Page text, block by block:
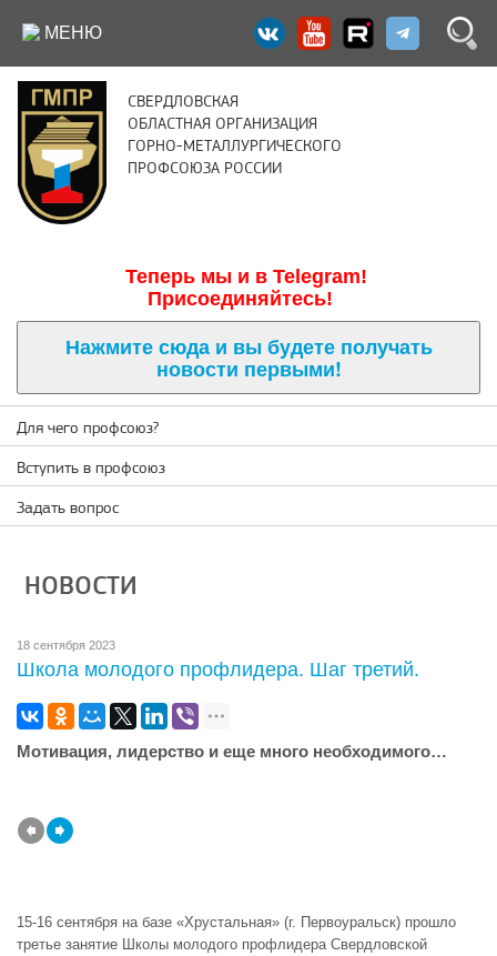
МЕНЮ
СВЕРДЛОВСКАЯ
ОБЛАСТНАЯ ОРГАНИЗАЦИЯ
ГОРНО-МЕТАЛЛУРГИЧЕСКОГО
ПРОФСОЮЗА РОССИИ
Теперь мы и в Telegram!
Присоединяйтесь!
Нажмите сюда и вы будете получать
новости первыми!
Для чего профсоюз?
Вступить в профсоюз
Задать вопрос
НОВОСТИ
18 сентября 2023
Школа молодого профлидера. Шаг третий.
Мотивация, лидерство и еще много необходимого…
15-16 сентября на базе «Хрустальная» (г. Первоуральск) прошло
третье занятие Школы молодого профлидера Свердловской